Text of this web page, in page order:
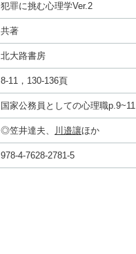
犯罪に挑む心理学Ver.2
共著
北大路書房
8-11，130-136頁
国家公務員としての心理職
◎笠井達夫、 川邉讓ほか
978-4-7628-2781-5